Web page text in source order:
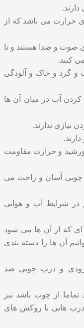
حرارت می باشد که از
صوت و صدا هستند و تا
و گرد و خاک و آلودگی
کردن آب در میان آن ها
نیازی ندارند.
و حرارت مقاومت
آسان و راحت می
در شرایط آب و هوایی
که از آن ها می شود
که در ۳دسته می توانیم آن ها را دسته بندی
و درب چوبی ضد
از چوب باشد نیز
درب هایی با روکش های